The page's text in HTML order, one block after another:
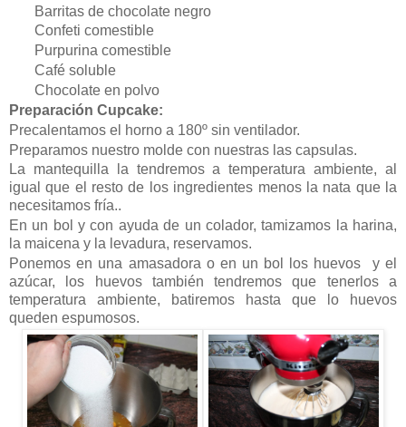
Barritas de chocolate negro
Confeti comestible
Purpurina comestible
Café soluble
Chocolate en polvo
Preparación Cupcake:
Precalentamos el horno a 180º sin ventilador.
Preparamos nuestro molde con nuestras las capsulas.
La mantequilla la tendremos a temperatura ambiente, al
igual que el resto de los ingredientes menos la nata que la
necesitamos fría..
En un bol y con ayuda de un colador, tamizamos la harina,
la maicena y la levadura, reservamos.
Ponemos en una amasadora o en un bol los huevos y el
azúcar, los huevos también tendremos que tenerlos a
temperatura ambiente, batiremos hasta que lo huevos
queden espumosos.